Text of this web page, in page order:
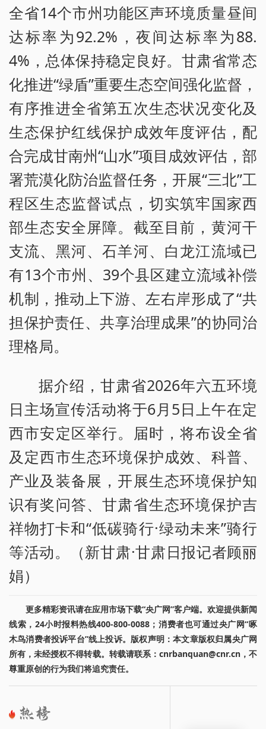
全省14个市州功能区声环境质量昼间
达标率为92.2%，夜间达标率为88.
4%，总体保持稳定良好。甘肃省常态
化推进“绿盾”重要生态空间强化监督，
有序推进全省第五次生态状况变化及
生态保护红线保护成效年度评估，配
合完成甘南州“山水”项目成效评估，部
署荒漠化防治监督任务，开展“三北”工
程区生态监督试点，切实筑牢国家西
部生态安全屏障。截至目前，黄河干
支流、黑河、石羊河、白龙江流域已
有13个市州、39个县区建立流域补偿
机制，推动上下游、左右岸形成了“共
担保护责任、共享治理成果”的协同治
理格局。
据介绍，甘肃省2026年六五环境
日主场宣传活动将于6月5日上午在定
西市安定区举行。届时，将布设全省
及定西市生态环境保护成效、科普、
产业及装备展，开展生态环境保护知
识有奖问答、甘肃省生态环境保护吉
祥物打卡和“低碳骑行·绿动未来”骑行
等活动。（新甘肃·甘肃日报记者顾丽
娟）
更多精彩资讯请在应用市场下载“央广网”客户端。欢迎提供新闻
线索，24小时报料热线400-800-0088；消费者也可通过央广网“啄
木鸟消费者投诉平台”线上投诉。版权声明：本文章版权归属央广网
所有，未经授权不得转载。转载请联系：cnrbanquan@cnr.cn，不
尊重原创的行为我们将追究责任。